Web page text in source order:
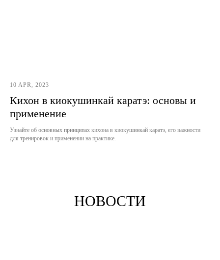
10 APR, 2023
Кихон в киокушинкай каратэ: основы и
применение
Узнайте об основных принципах кихона в киокушинкай каратэ, его важности
для тренировок и применении на практике.
НОВОСТИ